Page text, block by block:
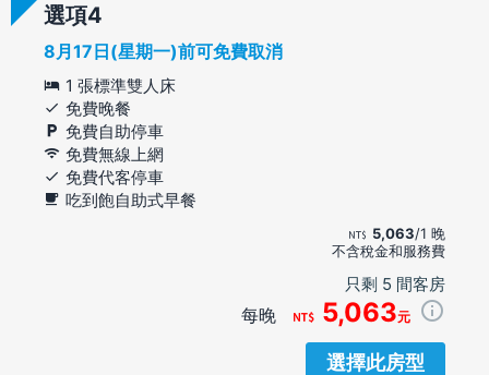
選項
8月17日(星期一)前可免費取消
1 張標準雙人床
免費晚餐
免費自助停車
免費無線上網
免費代客停車
吃到飽自助式早餐
5,063/1 晚
不含稅金和服務費
只剩 5 間客房
每晚 5,063元
選擇此房型